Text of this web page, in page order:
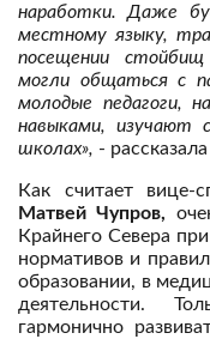
наработки. Даже
местному языку,
посещении
могли общаться с
молодые педагоги,
навыками, изучают
школах», -
Как считает вице-
Матвей Чупров,
Крайнего Севера
нормативов и
образовании, в
деятельности.
гармонично